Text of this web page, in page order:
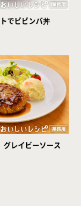
でビビンバ丼
レイビーソース